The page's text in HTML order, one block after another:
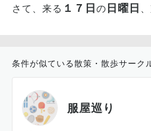
さて、来る １７日 の 日曜日
条件が似ている散策・散歩サーク
服屋巡り